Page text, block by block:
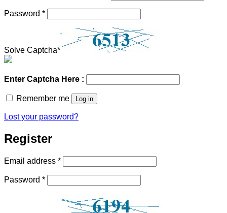
Password *Required
Solve Captcha*
Enter Captcha Here :
Remember me Log in
Lost your password?
Register
Email address *Required
Password *Required